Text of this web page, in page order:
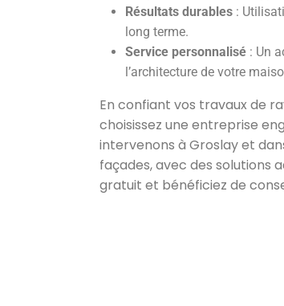
Résultats durables :
long terme.
Service personnalisé : Un
l’architecture de votre
En confiant vos travaux de
choisissez une entreprise
intervenons à Groslay et
façades, avec des solutions
gratuit et bénéficiez de